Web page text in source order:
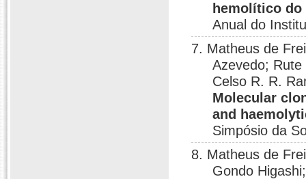
hemolítico do
Anual do
7. Matheus de
Azevedo;
Celso R. R.
Molecular
and
Simpósio da
8. Matheus de
Gondo